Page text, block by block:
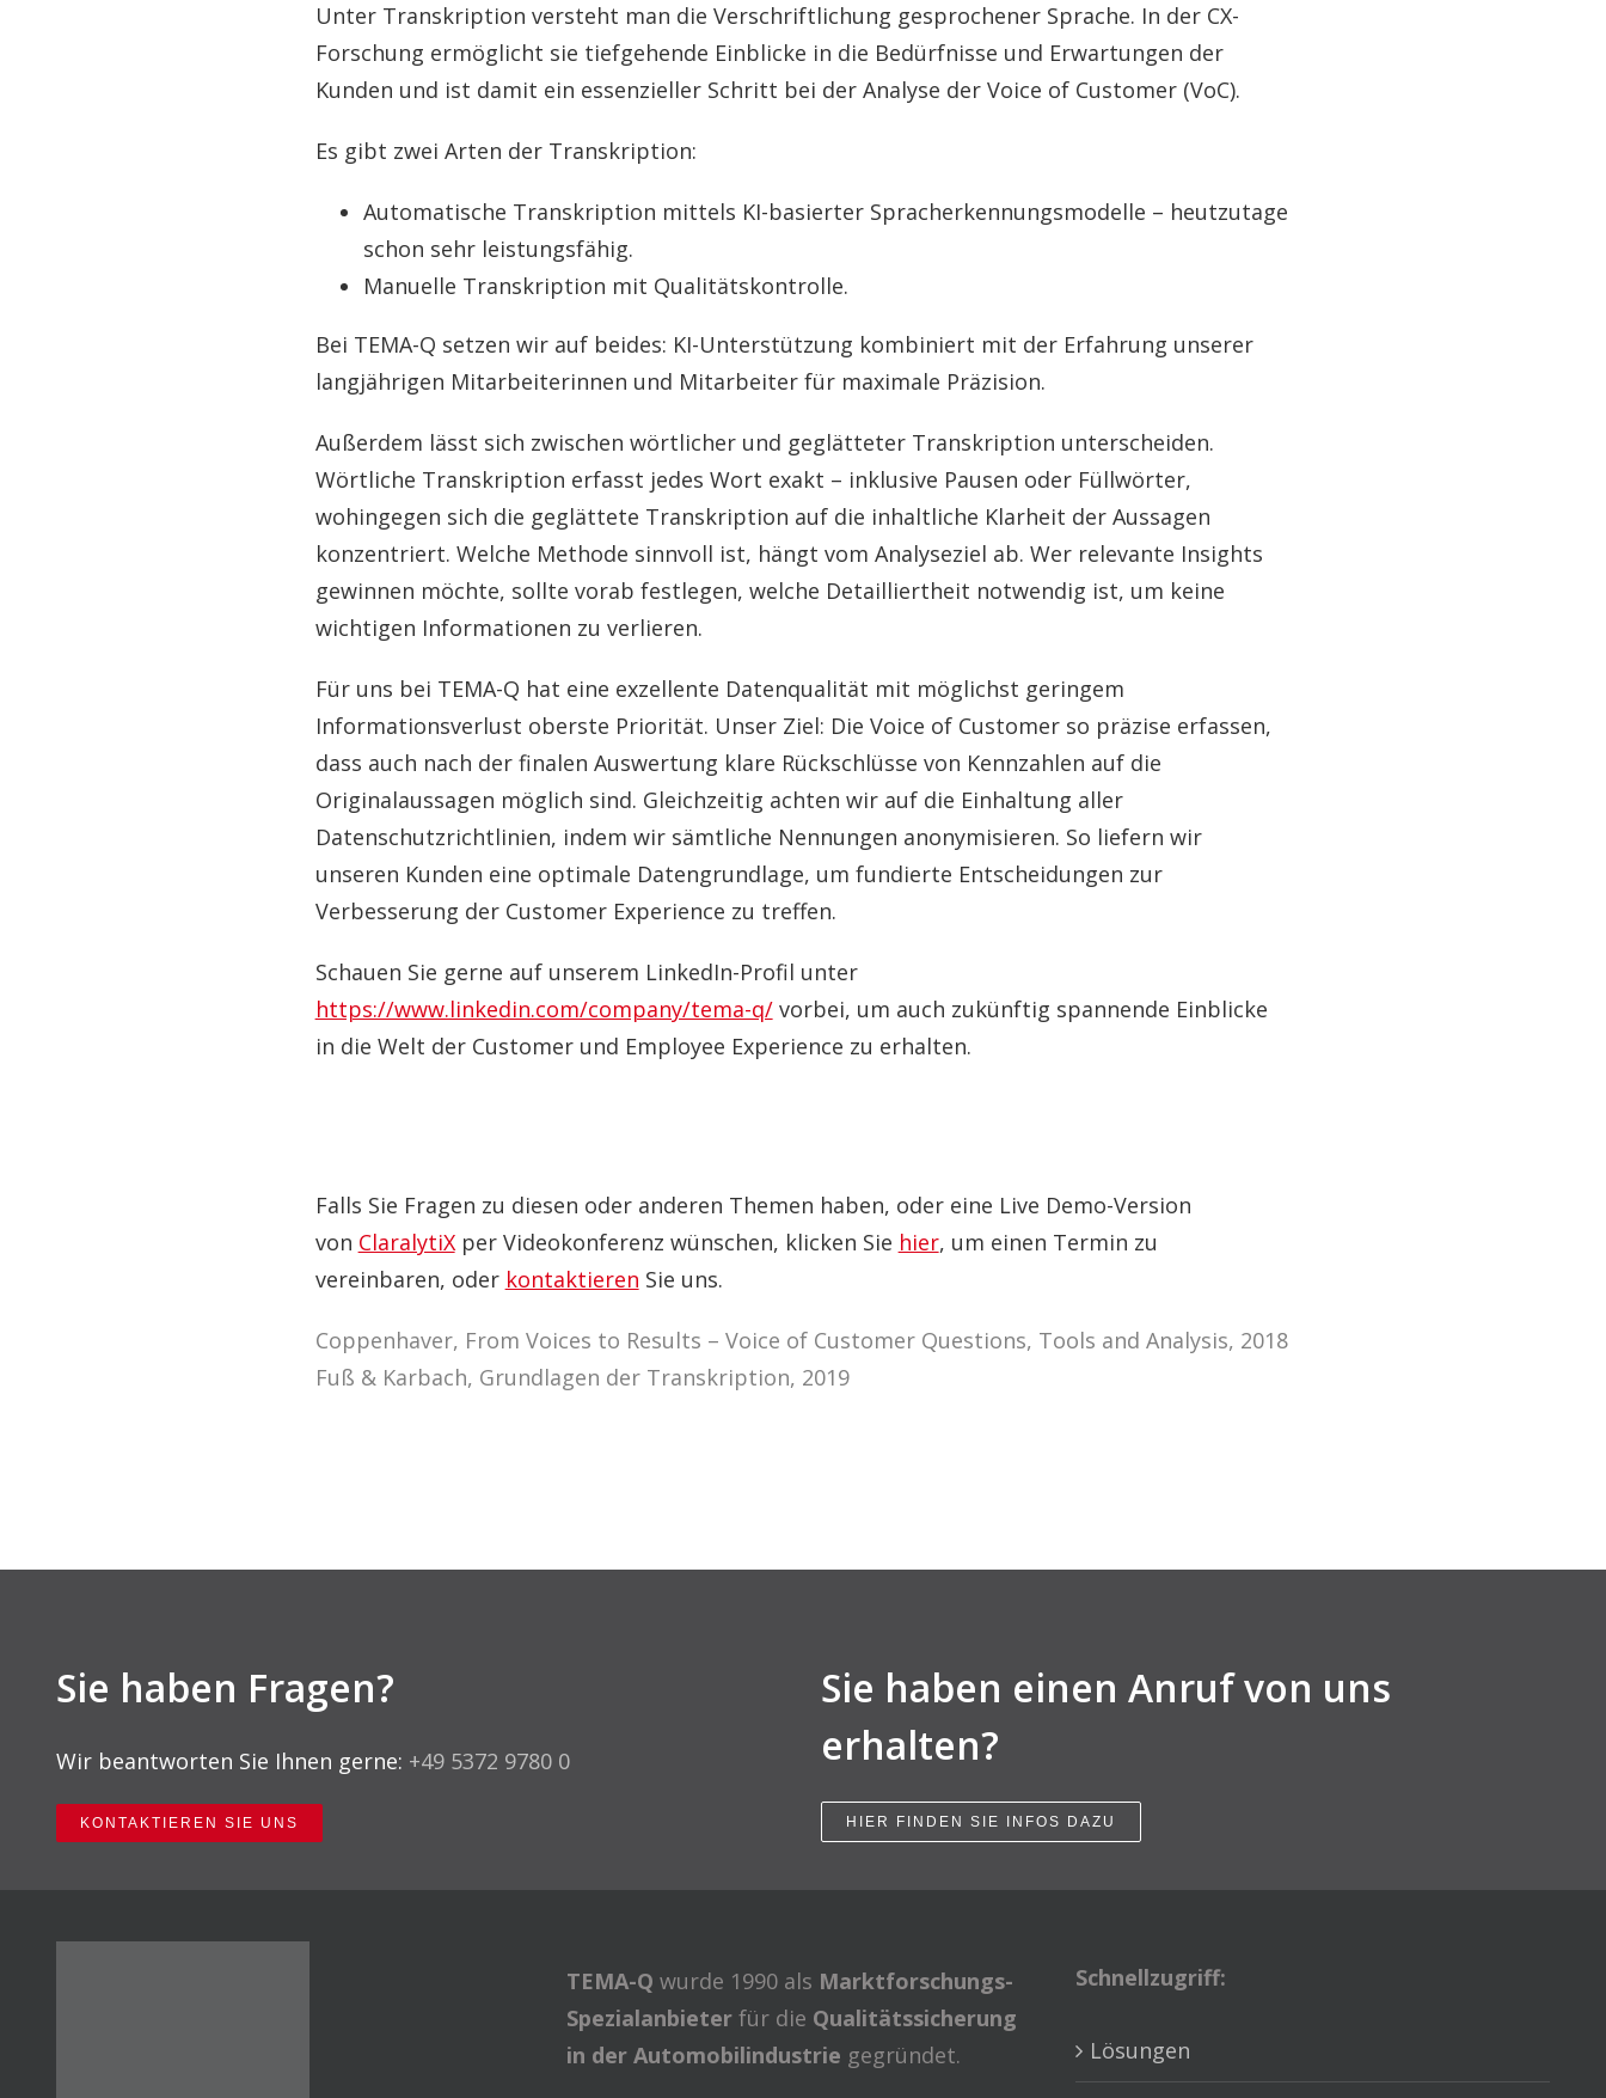
Unter Transkription versteht man die Verschriftlichung gesprochener Sprache. In der CX-
Forschung ermöglicht sie tiefgehende Einblicke in die Bedürfnisse und Erwartungen der
Kunden und ist damit ein essenzieller Schritt bei der Analyse der Voice of Customer (VoC).
Es gibt zwei Arten der Transkription:
Automatische Transkription mittels KI-basierter Spracherkennungsmodelle – heutzutage
schon sehr leistungsfähig.
Manuelle Transkription mit Qualitätskontrolle.
Bei TEMA-Q setzen wir auf beides: KI-Unterstützung kombiniert mit der Erfahrung unserer
langjährigen Mitarbeiterinnen und Mitarbeiter für maximale Präzision.
Außerdem lässt sich zwischen wörtlicher und geglätteter Transkription unterscheiden.
Wörtliche Transkription erfasst jedes Wort exakt – inklusive Pausen oder Füllwörter,
wohingegen sich die geglättete Transkription auf die inhaltliche Klarheit der Aussagen
konzentriert. Welche Methode sinnvoll ist, hängt vom Analyseziel ab. Wer relevante Insights
gewinnen möchte, sollte vorab festlegen, welche Detailliertheit notwendig ist, um keine
wichtigen Informationen zu verlieren.
Für uns bei TEMA-Q hat eine exzellente Datenqualität mit möglichst geringem
Informationsverlust oberste Priorität. Unser Ziel: Die Voice of Customer so präzise erfassen,
dass auch nach der finalen Auswertung klare Rückschlüsse von Kennzahlen auf die
Originalaussagen möglich sind. Gleichzeitig achten wir auf die Einhaltung aller
Datenschutzrichtlinien, indem wir sämtliche Nennungen anonymisieren. So liefern wir
unseren Kunden eine optimale Datengrundlage, um fundierte Entscheidungen zur
Verbesserung der Customer Experience zu treffen.
Schauen Sie gerne auf unserem LinkedIn-Profil unter
https://www.linkedin.com/company/tema-q/vorbei, um auch zukünftig spannende Einblicke
in die Welt der Customer und Employee Experience zu erhalten.
Falls Sie Fragen zu diesen oder anderen Themen haben, oder eine Live Demo-Version
von ClaralytiXper Videokonferenz wünschen, klicken Sie hier, um einen Termin zu
vereinbaren, oder kontaktieren Sie uns.
Coppenhaver, From Voices to Results – Voice of Customer Questions, Tools and Analysis, 2018
Fuß & Karbach, Grundlagen der Transkription, 2019
Sie haben Fragen?
Wir beantworten Sie Ihnen gerne: +49 5372 9780 0
KONTAKTIEREN SIE UNS
Sie haben einen Anruf von uns
erhalten?
HIER FINDEN SIE INFOS DAZU
TEMA-Q wurde 1990 als Marktforschungs-
Spezialanbieterfür die Qualitätssicherung
in der Automobilindustrie gegründet.
Schnellzugriff:
Lösungen